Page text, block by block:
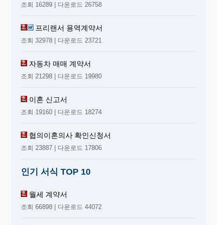
조회 16289 | 다운로드 26758
프리랜서 용역계약서
조회 32978 | 다운로드 23721
자동차 매매 계약서
조회 21298 | 다운로드 19980
이혼 신고서
조회 19160 | 다운로드 18274
협의이혼의사 확인신청서
조회 23887 | 다운로드 17806
인기 서식 TOP 10
월세 계약서
조회 66898 | 다운로드 44072